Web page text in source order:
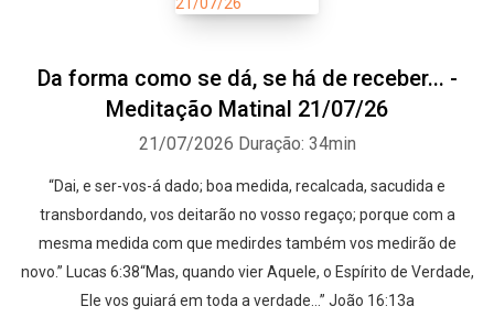
Da forma como se dá, se há de receber... -
Meditação Matinal 21/07/26
21/07/2026 Duração: 34min
“Dai, e ser-vos-á dado; boa medida, recalcada, sacudida e
transbordando, vos deitarão no vosso regaço; porque com a
mesma medida com que medirdes também vos medirão de
novo.” Lucas 6:38“Mas, quando vier Aquele, o Espírito de Verdade,
Ele vos guiará em toda a verdade…” João 16:13a